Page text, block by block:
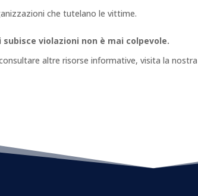
che tutelano le vittime.
violazioni non è mai colpevole.
altre risorse informative, visita la nostra